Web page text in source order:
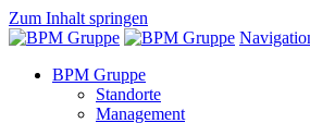
Zum Inhalt springen
BPM Gruppe
Standorte
Management